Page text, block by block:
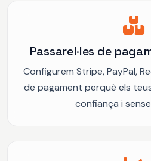
Passarel·les de
Configurem Stripe, PayPal,
de pagament perquè els
confiança i